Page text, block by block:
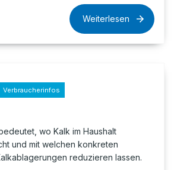
Weiterlesen
Verbraucherinfos
wo Kalk im Haushalt
und mit welchen konkreten
reduzieren lassen.